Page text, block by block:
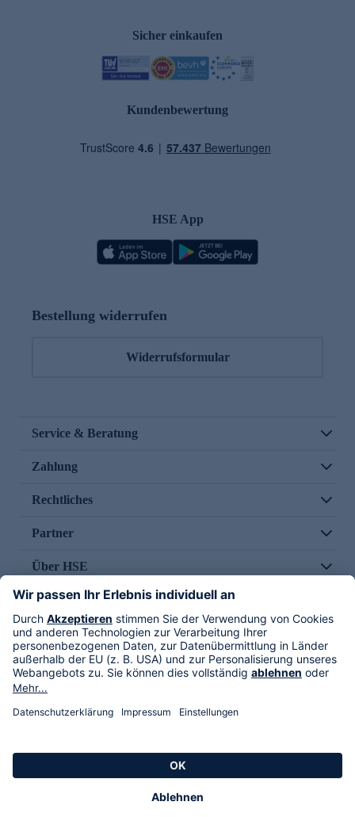
Sicher einkaufen
Kundenbewertung
HSE App
Bestellung widerrufen
Widerrufsformular
Service & Beratung
Zahlung
Rechtliches
Partner
Über HSE
Im TV
HSE International